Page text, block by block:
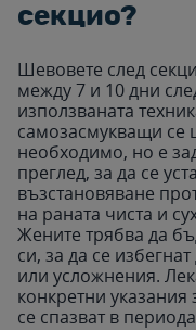
секцио?
Шевовете след
между 7 и 10 дни
използваната
самозасмукващи се
необходимо, но е
преглед, за да се
възстановяване
на раната чиста и
Жените трябва да
си, за да се
или усложнения.
конкретни указания
се спазват в